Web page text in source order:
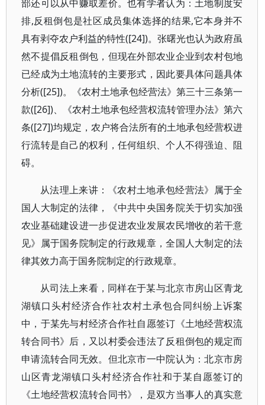
部还可以从中赚取差价。也有学者认为：土地制度安
排,反租倒包是社区成员集体选择的结果,它本身并不
具有剥夺农户利益的特性([24])。张曙光也认为政府虽
然不提倡反租倒包，但现在外部农业企业到农村包地
已经成为土地流转的主要形式，因此要具体问题具体
分析([25])。《农村土地承包经营法》第三十三条第一
款([26])、《农村土地承包经营权流转管理办法》第六
条([27])均规定，农户将合法所有的土地承包经营权进
行流转是自己的权利，任何组织、个人不得强迫、阻
碍。
从法理上来讲：《农村土地承包经营法》属于全
国人大制定的法律，《中共中央国务院关于切实加强
农业基础建设进一步促进农业发展农民增收的若干意
见》属于国务院制定的行政规章，全国人大制定的法
律其效力高于国务院制定的行政规章。
从司法上来看，同样在于某与北京市房山区青龙
湖镇口头村经济合作社农村土承包合同纠纷上诉案
中，于某先与村经济合作社自愿签订《土地经营权流
转合同书》后，又以村委会违法了反租倒包的规定而
申请流转合同无效。但北京市一中院认为：北京市房
山区青龙湖镇口头村经济合作社和于某自愿签订的
《土地经营权流转合同书》，是双方当事人的真实意